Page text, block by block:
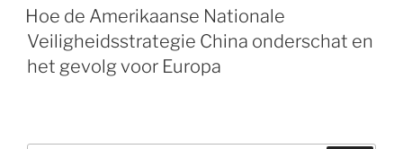
OP
Hoe de Amerikaanse Nationale
Veiligheidsstrategie China onderschat en
het gevolg voor Europa